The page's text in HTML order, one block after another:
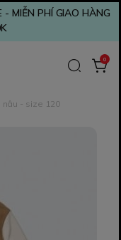
MIỄN PHÍ GIAO HÀNG
0
- size 120